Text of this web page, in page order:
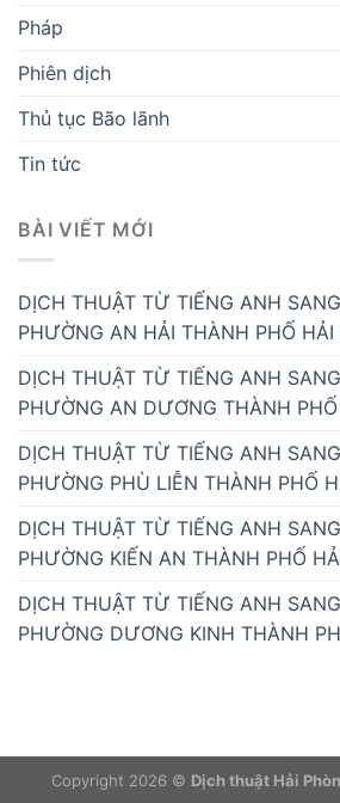
Pháp
Phiên dịch
Thủ tục Bão lãnh
Tin tức
BÀI VIẾT MỚI
DỊCH THUẬT TỪ TIẾNG ANH
PHƯỜNG AN HẢI THÀNH PHỐ HẢI
DỊCH THUẬT TỪ TIẾNG ANH
PHƯỜNG AN DƯƠNG THÀNH
DỊCH THUẬT TỪ TIẾNG ANH
PHƯỜNG PHÙ LIỄN THÀNH PHỐ
DỊCH THUẬT TỪ TIẾNG ANH
PHƯỜNG KIẾN AN THÀNH PHỐ
DỊCH THUẬT TỪ TIẾNG ANH
PHƯỜNG DƯƠNG KINH THÀNH
Copyright 2026 © Dịch thuật Hải